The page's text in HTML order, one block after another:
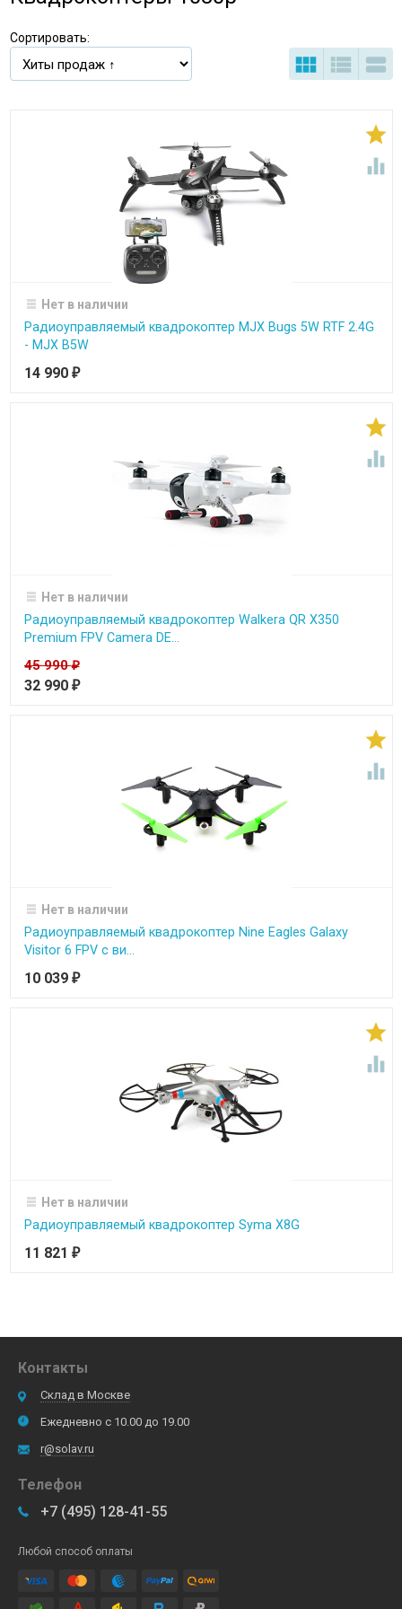
Сортировать:
  


Нет в наличии
Радиоуправляемый квадрокоптер MJX Bugs 5W RTF 2.4G
- MJX B5W
14 990 ₽


Нет в наличии
Радиоуправляемый квадрокоптер Walkera QR X350
Premium FPV Camera DE...
45 990₽
32 990 ₽


Нет в наличии
Радиоуправляемый квадрокоптер Nine Eagles Galaxy
Visitor 6 FPV с ви...
10 039 ₽


Нет в наличии
Радиоуправляемый квадрокоптер Syma X8G
11 821 ₽
Контакты
Склад в Москве
Ежедневно с 10.00 до 19.00
r@solav.ru
Телефон
+7 (495) 128-41-55
Любой способ оплаты